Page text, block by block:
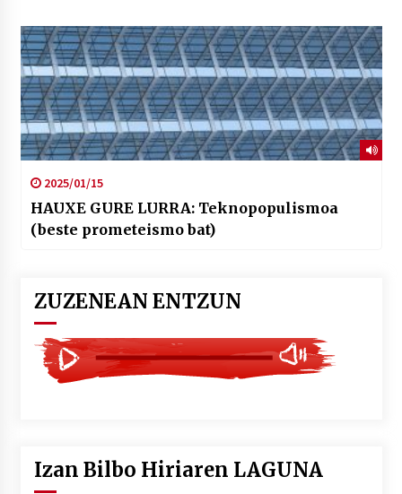
2025/01/15
HAUXE GURE LURRA: Teknopopulismoa
(beste prometeismo bat)
ZUZENEAN ENTZUN
Izan Bilbo Hiriaren LAGUNA